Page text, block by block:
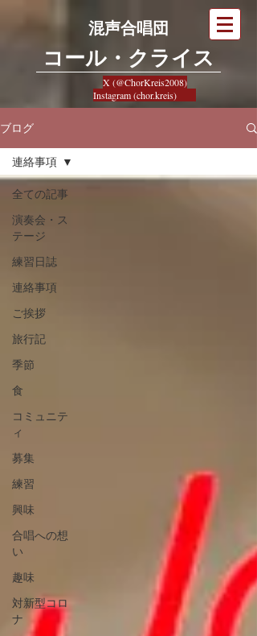
混声合唱団
​コール・クライス
X (@ChorKreis2008)
Instagram (chor.kreis)
ブログ
全ての記事
演奏会・ス
テージ
練習日誌
連絡事項
ご挨拶
旅行記
季節
食
コミュニテ
ィ
募集
練習
興味
合唱への想
い
趣味
対新型コロ
ナ
連絡事項